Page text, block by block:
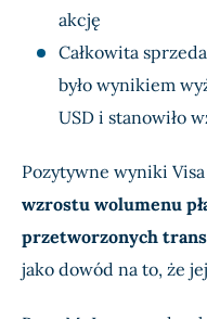
akcję
Całkowita
było wynikiem
USD i stanowiło
Pozytywne wyniki
wzrostu wolumenu
przetworzonych
jako dowód na to, że